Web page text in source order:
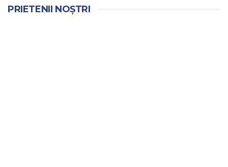
PRIETENII NOȘTRI